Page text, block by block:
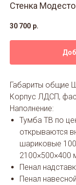
Стенка
30 700 р.
Габариты общие
Корпус ЛДСП,
Наполнение:
Тумба ТВ по
открываются
шариковые
2100×500×400
Пенал
Пенал